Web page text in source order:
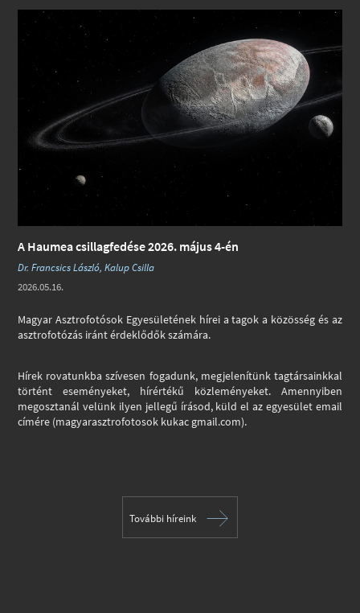
A Haumea csillagfedése 2026. május 4-én
Dr. Francsics László, Kalup Csilla
2026.05.16.
Magyar Asztrofotósok Egyesületének hírei a tagok a közösség és az
asztrofotózás iránt érdeklődők számára.
Hírek rovatunkba szívesen fogadunk, megjelenítünk tagtársainkkal
történt eseményeket, hírértékű közleményeket. Amennyiben
megosztanál velünk ilyen jellegű írásod, küld el az egyesület email
címére (magyarasztrofotosok kukac gmail.com).
További híreink